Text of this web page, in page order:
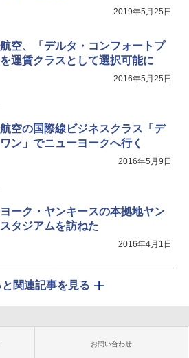
2019年5月25日
空、「デルタ・コンフォートプ
運賃クラスとして選択可能に
2016年5月25日
空の国際線ビジネスクラス「デ
ン」でニューヨークへ行く
2016年5月9日
ーク・ヤンキースの本拠地ヤン
タジアムを訪ねた
2016年4月1日
と関連記事を見る
お問い合わせ